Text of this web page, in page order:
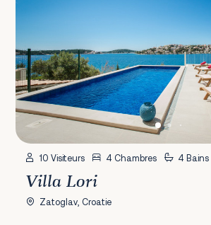
10 Visiteurs 4 Chambres 4 Bains
Villa Lori
Zatoglav, Croatie